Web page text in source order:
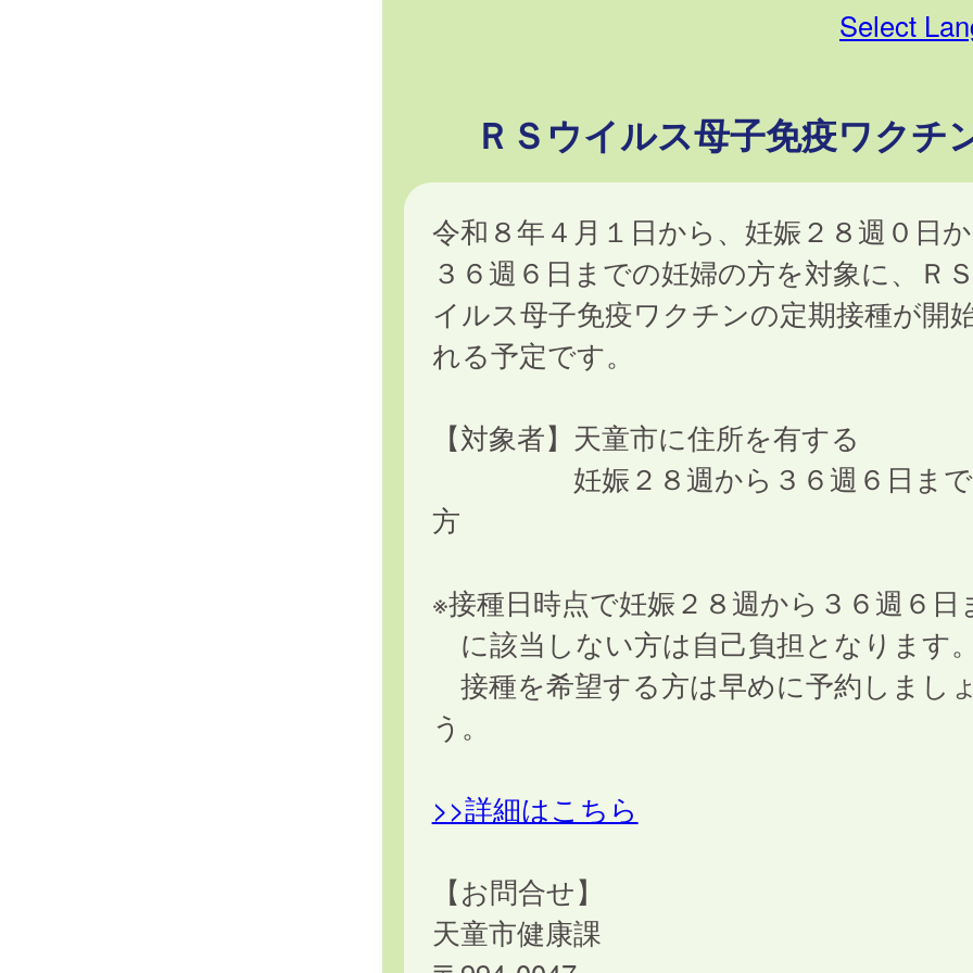
Select
ＲＳウイルス母子免疫ワクチ
令和８年４月１日から、妊娠２８週０日
３６週６日までの妊婦の方を対象に、Ｒ
イルス母子免疫ワクチンの定期接種が開
れる予定です。
【対象者】天童市に住所を有する
妊娠２８週から３６週６日まで
方
※接種日時点で妊娠２８週から３６週６日
に該当しない方は自己負担となります。
接種を希望する方は早めに予約しましょ
う。
>>詳細はこちら
【お問合せ】
天童市健康課